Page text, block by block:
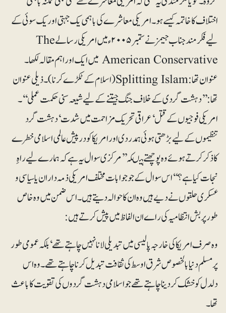
اختلاف کا خاتمہ کیسے ہو۔ امریکی معاشرے کی باہمی یک جہتی اور یک سوئی کے
لیے فکرمند جناب جیمز نے ستمبر۲۰۰۵ء میں امریکی رسالے The
American Conservative میں ایک اور اہم مقالہ لکھا۔
عنوان تھا: Splitting Islam(اسلام کے ٹکڑے کرنا)۔ ذیلی عنوان
تھا: ’’دہشت گردی کے خلاف جنگ جیتنے کے لیے شیعہ سنی حکمت عملی‘‘۔
امریکی فوجیوں کے قتل‘ عراقی تحریک مزاحمت میں شدت‘ دہشت گرد
تنظیموں کے لیے بڑھتی ہوئی ہمدردی اور امریکا کو درپیش عالمی اسلامی خطرے
کا ذکر کرتے ہوئے وہ پوچھتے ہیںکہ ’’مرکزی سوال یہ ہے کہ ہمارے لیے راہِ
نجات کیا ہے؟‘‘ اس سوال کے جو جوابات مختلف امریکی ذمہ داران یا سیاسی و
عسکری حلقوں نے دیے ہیں وہ ان کا حوالہ دیتے ہیں۔ اس ضمن میں وہ خاص
طور پر بش انتظامیہ کی راے ان الفاظ میں پیش کرتے ہیں:
وہ صرف امریکا کی خارجہ پالیسی میں تبدیلی لانا نہیں چاہتے تھے‘ بلکہ عمومی طور
پر مسلم دنیا بالخصوص شرق اوسط کی ثقافت تبدیل کرنا چاہتے تھے۔ وہ اس
دلدل کو خشک کر دینا چاہتے تھے جو اسلامی دہشت گردوں کی تقویت کا باعث
تھا۔